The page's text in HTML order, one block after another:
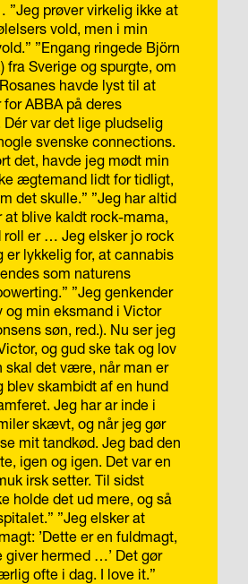
”Jeg prøver virkelig ikke at
vold, men i min
”Engang ringede Björn
fra Sverige og spurgte, om
havde lyst til at
ABBA på deres
Dér var det lige pludselig
svenske connections.
det, havde jeg mødt min
ægtemand lidt for tidligt,
det skulle.” ”Jeg har altid
blive kaldt rock-mama,
roll er … Jeg elsker jo rock
er lykkelig for, at cannabis
som naturens
”Jeg genkender
og min eksmand i Victor
søn, red.). Nu ser jeg
og gud ske tak og lov
skal det være, når man er
blev skambidt af en hund
Jeg har ar inde i
skævt, og når jeg gør
mit tandkød. Jeg bad den
igen og igen. Det var en
irsk setter. Til sidst
holde det ud mere, og så
”Jeg elsker at
’Dette er en fuldmagt,
giver hermed …’ Det gør
ofte i dag. I love it.”